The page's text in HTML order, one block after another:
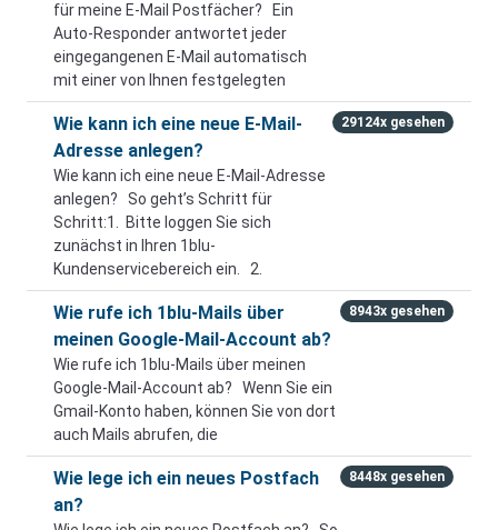
für meine E-Mail Postfächer? Ein
Auto-Responder antwortet jeder
eingegangenen E-Mail automatisch
mit einer von Ihnen festgelegten
Wie kann ich eine neue E-Mail-
Adresse anlegen?
Wie kann ich eine neue E-Mail-Adresse
anlegen? So geht’s Schritt für
Schritt:1. Bitte loggen Sie sich
zunächst in Ihren 1blu-
Kundenservicebereich ein. 2.
29124x gesehen
Wie rufe ich 1blu-Mails über
meinen Google-Mail-Account ab?
Wie rufe ich 1blu-Mails über meinen
Google-Mail-Account ab? Wenn Sie ein
Gmail-Konto haben, können Sie von dort
auch Mails abrufen, die
8943x gesehen
Wie lege ich ein neues Postfach
an?
8448x gesehen